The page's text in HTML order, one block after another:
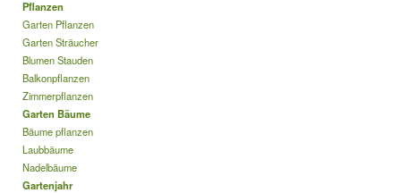
Pflanzen
Garten Pflanzen
Garten Sträucher
Blumen Stauden
Balkonpflanzen
Zimmerpflanzen
Garten Bäume
Bäume pflanzen
Laubbäume
Nadelbäume
Gartenjahr